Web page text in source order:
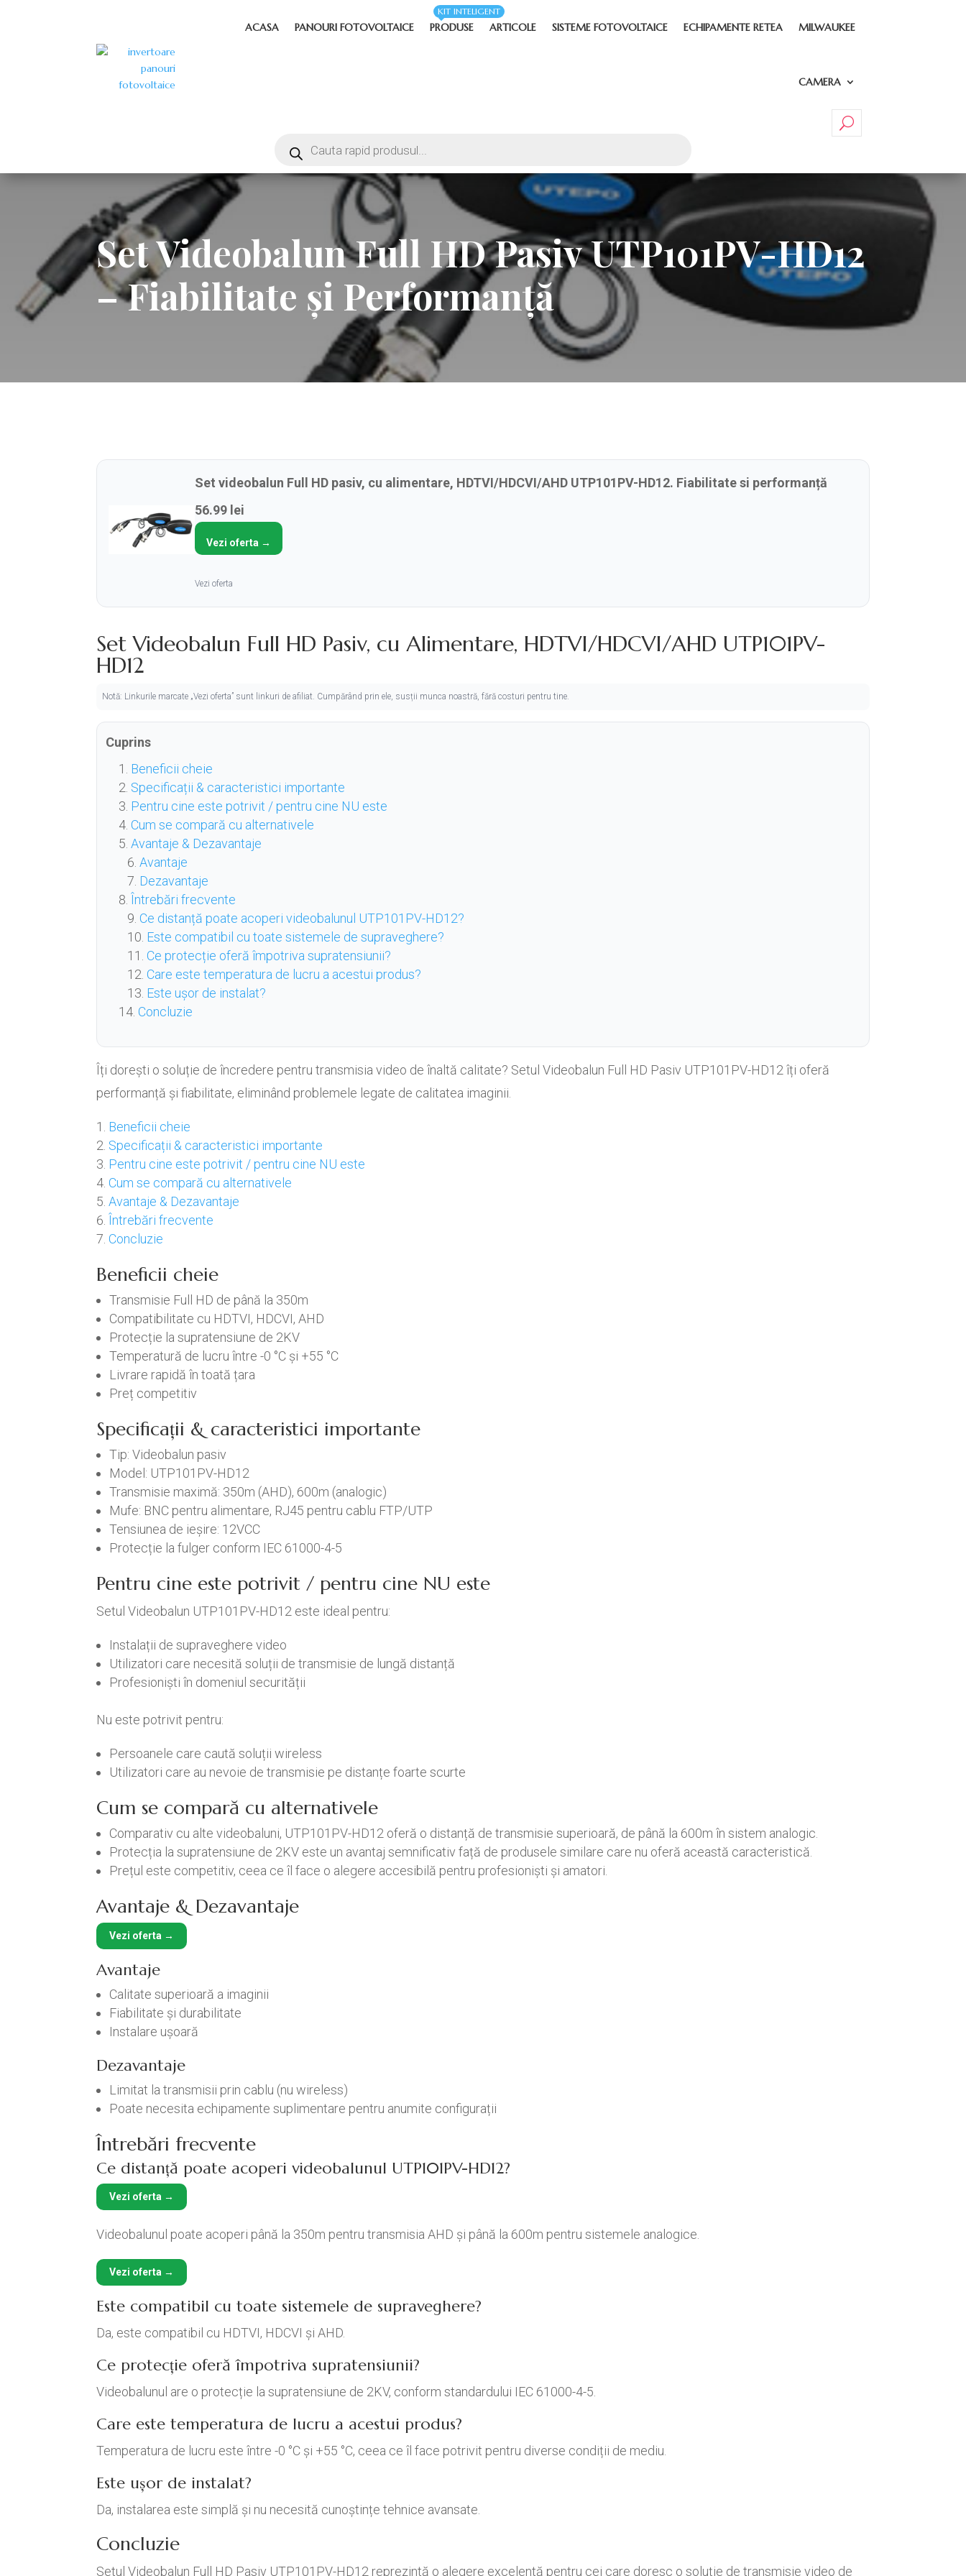
ACASA PANOURI FOTOVOLTAICE PRODUSE
KIT INTELIGENT
ARTICOLE SISTEME FOTOVOLTAICE ECHIPAMENTE RETEA MILWAUKEE
CAMERA
Set Videobalun Full HD Pasiv UTP101PV-HD12
– Fiabilitate și Performanță
Set videobalun Full HD pasiv, cu alimentare, HDTVI/HDCVI/AHD UTP101PV-HD12. Fiabilitate si performanță
56.99 lei
Vezi oferta →
Vezi oferta
Set Videobalun Full HD Pasiv, cu Alimentare, HDTVI/HDCVI/AHD UTP101PV-
HD12
Notă: Linkurile marcate „Vezi oferta” sunt linkuri de afiliat. Cumpărând prin ele, susții munca noastră, fără costuri pentru tine.
Cuprins
Beneficii cheie
Specificații & caracteristici importante
Pentru cine este potrivit / pentru cine NU este
Cum se compară cu alternativele
Avantaje & Dezavantaje
Avantaje
Dezavantaje
Întrebări frecvente
Ce distanță poate acoperi videobalunul UTP101PV-HD12?
Este compatibil cu toate sistemele de supraveghere?
Ce protecție oferă împotriva supratensiunii?
Care este temperatura de lucru a acestui produs?
Este ușor de instalat?
Concluzie
Îți dorești o soluție de încredere pentru transmisia video de înaltă calitate? Setul Videobalun Full HD Pasiv UTP101PV-HD12 îți oferă
performanță și fiabilitate, eliminând problemele legate de calitatea imaginii.
Beneficii cheie
Specificații & caracteristici importante
Pentru cine este potrivit / pentru cine NU este
Cum se compară cu alternativele
Avantaje & Dezavantaje
Întrebări frecvente
Concluzie
Beneficii cheie
Transmisie Full HD de până la 350m
Compatibilitate cu HDTVI, HDCVI, AHD
Protecție la supratensiune de 2KV
Temperatură de lucru între -0 °C și +55 °C
Livrare rapidă în toată țara
Preț competitiv
Specificații & caracteristici importante
Tip: Videobalun pasiv
Model: UTP101PV-HD12
Transmisie maximă: 350m (AHD), 600m (analogic)
Mufe: BNC pentru alimentare, RJ45 pentru cablu FTP/UTP
Tensiunea de ieșire: 12VCC
Protecție la fulger conform IEC 61000-4-5
Pentru cine este potrivit / pentru cine NU este
Setul Videobalun UTP101PV-HD12 este ideal pentru:
Instalații de supraveghere video
Utilizatori care necesită soluții de transmisie de lungă distanță
Profesioniști în domeniul securității
Nu este potrivit pentru:
Persoanele care caută soluții wireless
Utilizatori care au nevoie de transmisie pe distanțe foarte scurte
Cum se compară cu alternativele
Comparativ cu alte videobaluni, UTP101PV-HD12 oferă o distanță de transmisie superioară, de până la 600m în sistem analogic.
Protecția la supratensiune de 2KV este un avantaj semnificativ față de produsele similare care nu oferă această caracteristică.
Prețul este competitiv, ceea ce îl face o alegere accesibilă pentru profesioniști și amatori.
Avantaje & Dezavantaje
Vezi oferta →
Avantaje
Calitate superioară a imaginii
Fiabilitate și durabilitate
Instalare ușoară
Dezavantaje
Limitat la transmisii prin cablu (nu wireless)
Poate necesita echipamente suplimentare pentru anumite configurații
Întrebări frecvente
Ce distanță poate acoperi videobalunul UTP101PV-HD12?
Vezi oferta →
Videobalunul poate acoperi până la 350m pentru transmisia AHD și până la 600m pentru sistemele analogice.
Vezi oferta →
Este compatibil cu toate sistemele de supraveghere?
Da, este compatibil cu HDTVI, HDCVI și AHD.
Ce protecție oferă împotriva supratensiunii?
Videobalunul are o protecție la supratensiune de 2KV, conform standardului IEC 61000-4-5.
Care este temperatura de lucru a acestui produs?
Temperatura de lucru este între -0 °C și +55 °C, ceea ce îl face potrivit pentru diverse condiții de mediu.
Este ușor de instalat?
Da, instalarea este simplă și nu necesită cunoștințe tehnice avansate.
Concluzie
Setul Videobalun Full HD Pasiv UTP101PV-HD12 reprezintă o alegere excelentă pentru cei care doresc o soluție de transmisie video de